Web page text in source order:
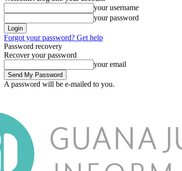
your username
your password
Forgot your password? Get help
Password recovery
Recover your password
your email
A password will be e-mailed to you.